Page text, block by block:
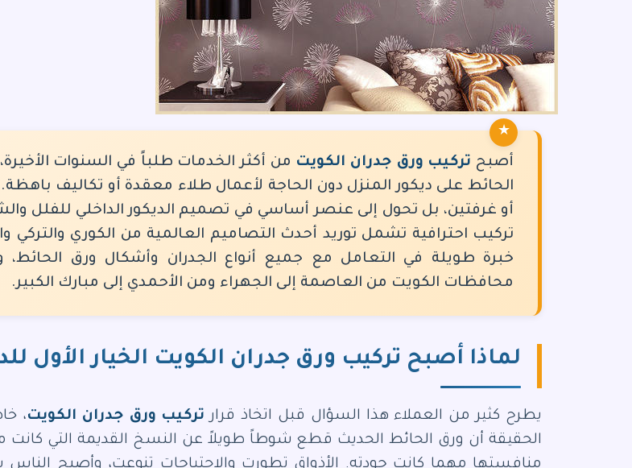
أصبح تركيب ورق جدران الكويت من أكثر الخدمات طلباً في السنوات
الحائط على ديكور المنزل دون الحاجة لأعمال طلاء معقدة أو تكاليف
أو غرفتين، بل تحول إلى عنصر أساسي في تصميم الديكور الداخلي للفلل
تركيب احترافية تشمل توريد أحدث التصاميم العالمية من الكوري والتركي
خبرة طويلة في التعامل مع جميع أنواع الجدران وأشكال ورق
محافظات الكويت من العاصمة إلى الجهراء ومن الأحمدي إلى مبارك الكبير.
لماذا أصبح تركيب ورق جدران الكويت الخيار الأول
يطرح كثير من العملاء هذا السؤال قبل اتخاذ قرار تركيب ورق جدران الكويت،
الحقيقة أن ورق الحائط الحديث قطع شوطاً طويلاً عن النسخ القديمة التي كانت
منافستها مهما كانت جودته. الأذواق تطورت والاحتياجات تنوعت، وأصبح